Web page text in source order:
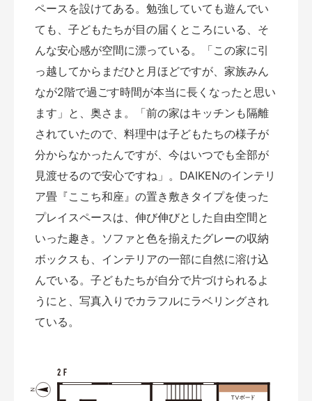
ペースを設けてある。勉強していても遊んでい
ても、子どもたちが目の届くところにいる、そ
んな安心感が空間に漂っている。「この家に引
っ越してからまだひと月ほどですが、家族みん
なが2階で過ごす時間が本当に長くなったと思い
ます」と、奥さま。「前の家はキッチンも隔離
されていたので、料理中は子どもたちの様子が
分からなかったんですが、今はいつでも全部が
見渡せるので安心ですね」。DAIKENのインテリ
ア畳『ここち和座』の置き敷きタイプを使った
プレイスペースは、伸び伸びとした自由空間と
いった趣き。ソファと色を揃えたグレーの収納
ボックスも、インテリアの一部に自然に溶け込
んでいる。子どもたちが自分で片づけられるよ
うにと、写真入りでカラフルにラベリングされ
ている。